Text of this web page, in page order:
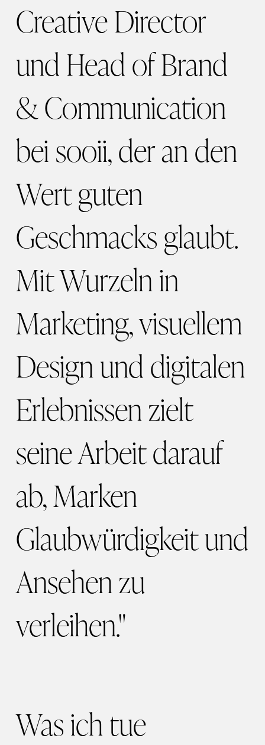
Creative Director
und Head of Brand
& Communication
bei sooii, der an den
Wert guten
Geschmacks glaubt.
Mit Wurzeln in
Marketing, visuellem
Design und digitalen
Erlebnissen zielt
seine Arbeit darauf
ab, Marken
Glaubwürdigkeit und
Ansehen zu
verleihen."
Was ich tue